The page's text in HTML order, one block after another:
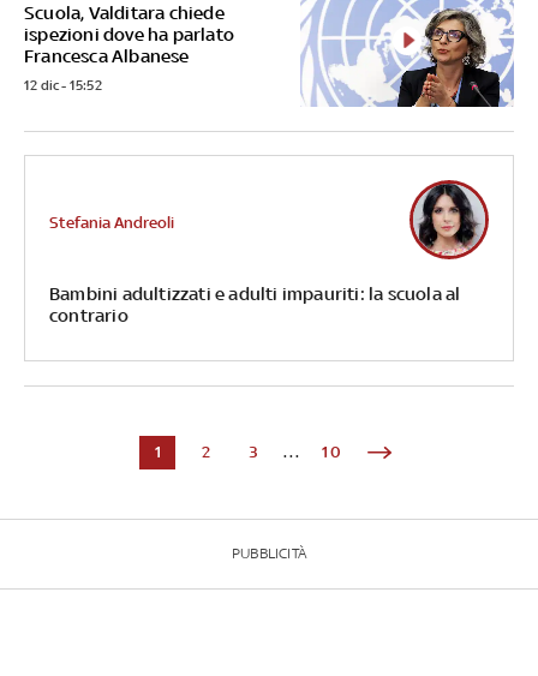
Scuola, Valditara chiede
ispezioni dove ha parlato
Francesca Albanese
12 dic - 15:52
Bambini adultizzati e adulti impauriti: la scuola al
contrario
Stefania Andreoli
1 2 3 ... 10
PUBBLICITÀ